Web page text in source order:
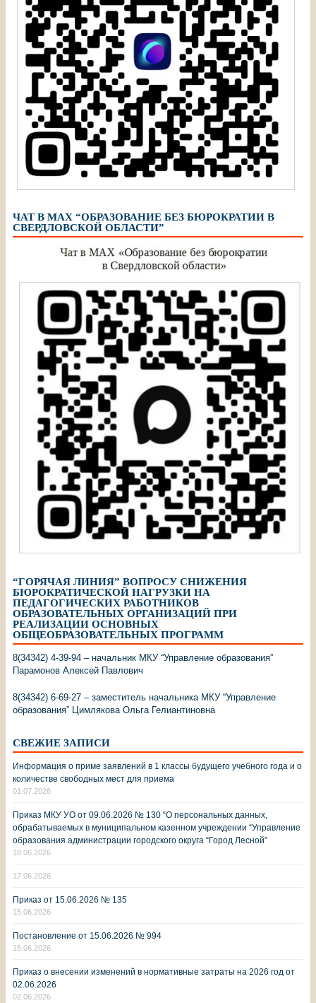
ЧАТ В МАХ “ОБРАЗОВАНИЕ БЕЗ БЮРОКРАТИИ В
СВЕРДЛОВСКОЙ ОБЛАСТИ”
“ГОРЯЧАЯ ЛИНИЯ” ВОПРОСУ СНИЖЕНИЯ
БЮРОКРАТИЧЕСКОЙ НАГРУЗКИ НА
ПЕДАГОГИЧЕСКИХ РАБОТНИКОВ
ОБРАЗОВАТЕЛЬНЫХ ОРГАНИЗАЦИЙ ПРИ
РЕАЛИЗАЦИИ ОСНОВНЫХ
ОБЩЕОБРАЗОВАТЕЛЬНЫХ ПРОГРАММ
8(34342) 4-39-94 – начальник МКУ “Управление образования”
Парамонов Алексей Павлович
8(34342) 6-69-27 – заместитель начальника МКУ “Управление
образования” Цимлякова Ольга Гелиантиновна
СВЕЖИЕ ЗАПИСИ
Информация о приме заявлений в 1 классы будущего учебного года и о
количестве свободных мест для приема
01.07.2026
Приказ МКУ УО от 09.06.2026 № 130 “О персональных данных,
обрабатываемых в муниципальном казенном учреждении “Управление
образования администрации городского округа “Город Лесной”
18.06.2026
17.06.2026
Приказ от 15.06.2026 № 135
15.06.2026
Постановление от 15.06.2026 № 994
15.06.2026
Приказ о внесении изменений в нормативные затраты на 2026 год от
02.06.2026
02.06.2026